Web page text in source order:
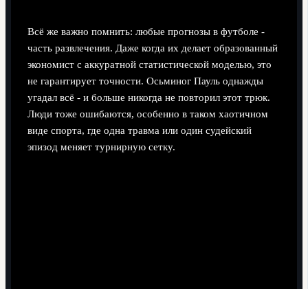
Всё же важно помнить: любые прогнозы в футболе -
часть развлечения. Даже когда их делает образованный
экономист с аккуратной статистической моделью, это
не гарантирует точности. Осьминог Пауль однажды
угадал всё - и больше никогда не повторил этот трюк.
Люди тоже ошибаются, особенно в таком хаотичном
виде спорта, где одна травма или один судейский
эпизод меняет турнирную сетку.